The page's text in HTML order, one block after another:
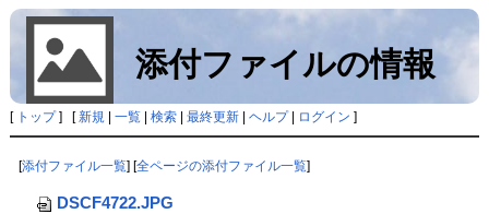
添付ファイルの情報
[ トップ] [新規| 一覧| 検索| 最終更新| ヘルプ| ログイン ]
[添付ファイル一覧] [全ページの添付ファイル一覧]
DSCF4722.JPG